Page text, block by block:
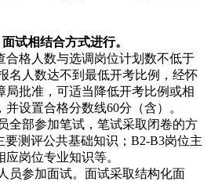
试相结合方式进行。
合格人数与选调岗位计划数不低于
名人数达不到最低开考比例，经怀
局批准，可适当降低开考比例或相
设置合格分数线60分（含）。
全部参加笔试，笔试采取闭卷的方
要测评公共基础知识；B2-B3岗位主
岗位专业知识等。
员参加面试。面试采取结构化面